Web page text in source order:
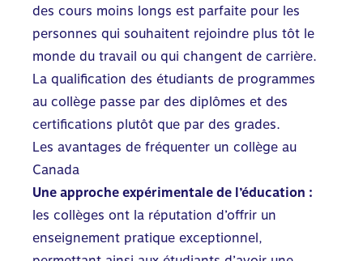
des cours moins longs est parfaite pour les
personnes qui souhaitent rejoindre plus tôt le
monde du travail ou qui changent de carrière.
La qualification des étudiants de programmes
au collège passe par des diplômes et des
certifications plutôt que par des grades.
Les avantages de fréquenter un collège au
Canada
Une approche expérimentale de l’éducation :
les collèges ont la réputation d’offrir un
enseignement pratique exceptionnel,